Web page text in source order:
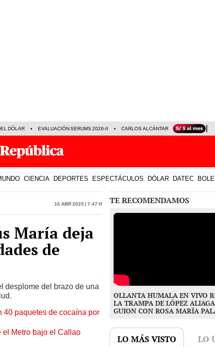
DÓLAR EVALUACIÓN SERUMS 2026-II CARLOS ALCÁNTARA SERIE
CIENCIA DEPORTES ESPECTÁCULOS DÓLAR DATEC
16 Abr 2025 | 7:47 h
María deja
de
desplome del brazo de una
40 paquetes de cocaína por
el Metro bajo el Callao
TE RECOMENDAMOS
OLLANTA HUMALA EN VIVO
LA TRAMPA DE LÓPEZ
GUION CON ROSA MARÍA
LO MÁS VISTO LO